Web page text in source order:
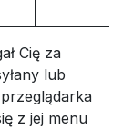
Cię za
lub
z jej menu